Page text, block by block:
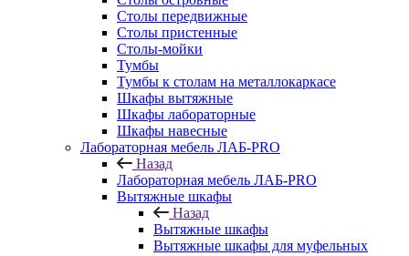
Столы передвижные
Столы пристенные
Столы-мойки
Тумбы
Тумбы к столам на металлокаркасе
Шкафы вытяжные
Шкафы лабораторные
Шкафы навесные
Лабораторная мебель ЛАБ-PRO
Назад
Лабораторная мебель ЛАБ-PRO
Вытяжные шкафы
Назад
Вытяжные шкафы
Вытяжные шкафы для муфельных